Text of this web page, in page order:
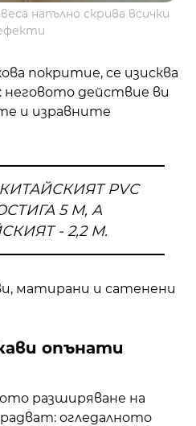
напълно скрива всички
покритие, се изисква
действие ви
и изравните
PVC
5 М, А
- 2,2 М.
матирани и сатенени
опънати
разширяване на
огледалното